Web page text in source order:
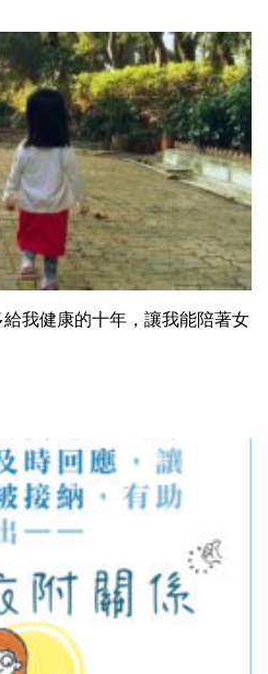
我健康的十年，讓我能陪著女